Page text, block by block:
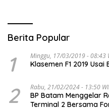
Berita Popular
1 Minggu, 17/03/2019 - 08:43
Klasemen F1 2019
2 Rabu, 21/02/2024 - 13:50
BP Batam Menggelar
Terminal 2 Bersama